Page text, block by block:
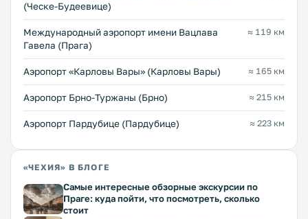
(Ческе-Будеевице)
Международный аэропорт имени Вацлава
Гавела (Прага)
≈ 119 км
Аэропорт «Карловы Вары» (Карловы Вары) ≈ 165 км
Аэропорт Брно-Туржаны (Брно) ≈ 215 км
Аэропорт Пардубице (Пардубице) ≈ 223 км
«ЧЕХИЯ» В БЛОГЕ
Самые интересные обзорные экскурсии по
Праге: куда пойти, что посмотреть, сколько
стоит